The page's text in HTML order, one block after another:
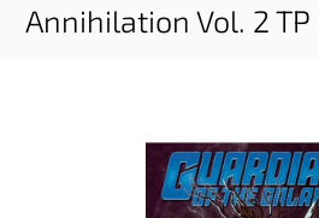
Annihilation Vol. 2 TP